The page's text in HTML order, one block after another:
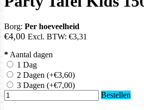
Borg: Per hoeveelheid
€4,00 Excl. BTW: €3,31
* Aantal dagen
1 Dag
2 Dagen (+€3,60)
3 Dagen (+€7,00)
Bestellen